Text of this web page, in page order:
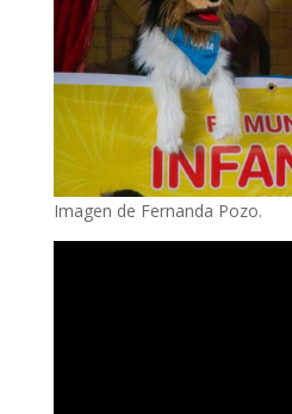
Imagen de Fernanda Pozo.